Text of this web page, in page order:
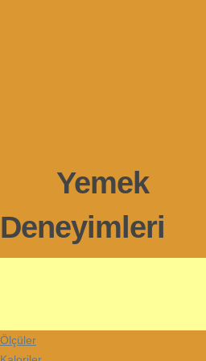
Yemek
Deneyimleri
Ölçüler